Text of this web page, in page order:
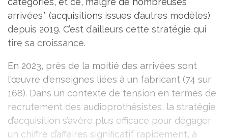
arrivées* (acquisitions issues d’autres modèles)
depuis 2019. C’est d’ailleurs cette stratégie qui
tire sa croissance.
En 2023, près de la moitié des arrivées sont
l'œuvre d'enseignes liées à un fabricant (74 sur
168). Dans un contexte de tension en termes de
recrutement des audioprothésistes, la stratégie
d’acquisition s’avère plus efficace pour dégager
un chiffre d’affaires significatif rapidement, à